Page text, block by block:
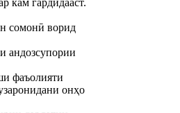
сомонӣ ворид
андозсупории
фаъолияти
онҳо